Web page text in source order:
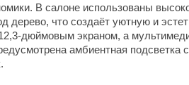
В салоне использованы
дерево, что создаёт уютную и
дюймовым экраном, а
амбиентная подсветка